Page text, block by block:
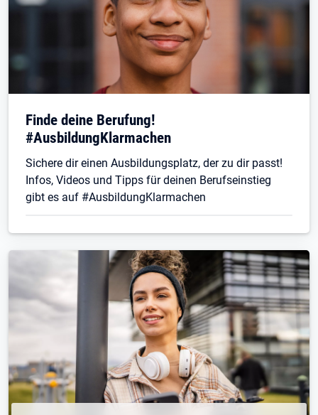
Finde deine Berufung!
#AusbildungKlarmachen
Sichere dir einen Ausbildungsplatz, der zu dir passt!
Infos, Videos und Tipps für deinen Berufseinstieg
gibt es auf #AusbildungKlarmachen